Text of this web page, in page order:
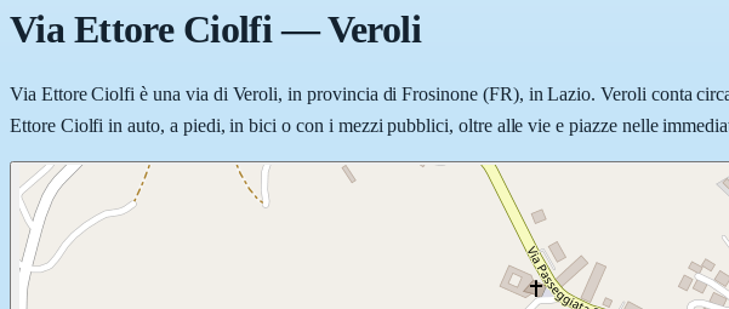
Via Ettore Ciolfi—Veroli
Via Ettore Ciolfi è una via di Veroli, in provincia di Frosinone (FR), in Lazio. Veroli conta
Ettore Ciolfi in auto, a piedi, in bici o con i mezzi pubblici, oltre alle vie e piazze nelle